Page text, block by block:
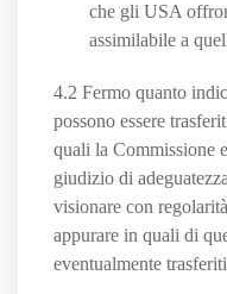
che gli USA
assimilabile a
4.2 Fermo quanto
possono essere
quali la Commissione
giudizio di
visionare con
appurare in quali di
eventualmente